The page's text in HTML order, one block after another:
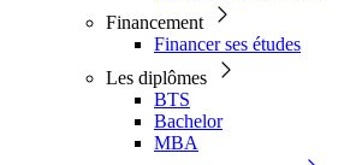
Financement
Financer ses études
Les diplômes
BTS
Bachelor
MBA